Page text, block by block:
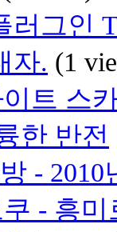
그인
자. (1
트 스
한 반전
- 2010
- 흥